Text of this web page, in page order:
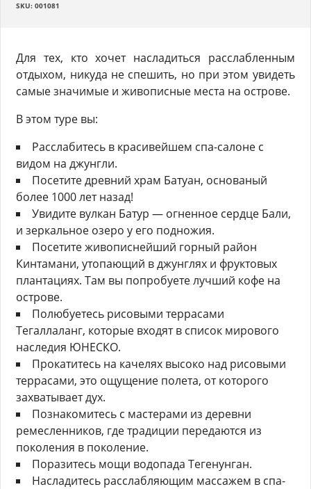
SKU: 001081
Для тех, кто хочет насладиться расслабленным
отдыхом, никуда не спешить, но при этом увидеть
самые значимые и живописные места на острове.
В этом туре вы:
Расслабитесь в красивейшем спа-салоне с
видом на джунгли.
Посетите древний храм Батуан, основаный
более 1000 лет назад!
Увидите вулкан Батур — огненное сердце Бали,
и зеркальное озеро у его подножия.
Посетите живописнейший горный район
Кинтамани, утопающий в джунглях и фруктовых
плантациях. Там вы попробуете лучший кофе на
острове.
Полюбуетесь рисовыми террасами
Тегаллаланг, которые входят в список мирового
наследия ЮНЕСКО.
Прокатитесь на качелях высоко над рисовыми
террасами, это ощущение полета, от которого
захватывает дух.
Познакомитесь с мастерами из деревни
ремесленников, где традиции передаются из
поколения в поколение.
Поразитесь мощи водопада Тегенунган.
Насладитесь расслабляющим массажем в спа-